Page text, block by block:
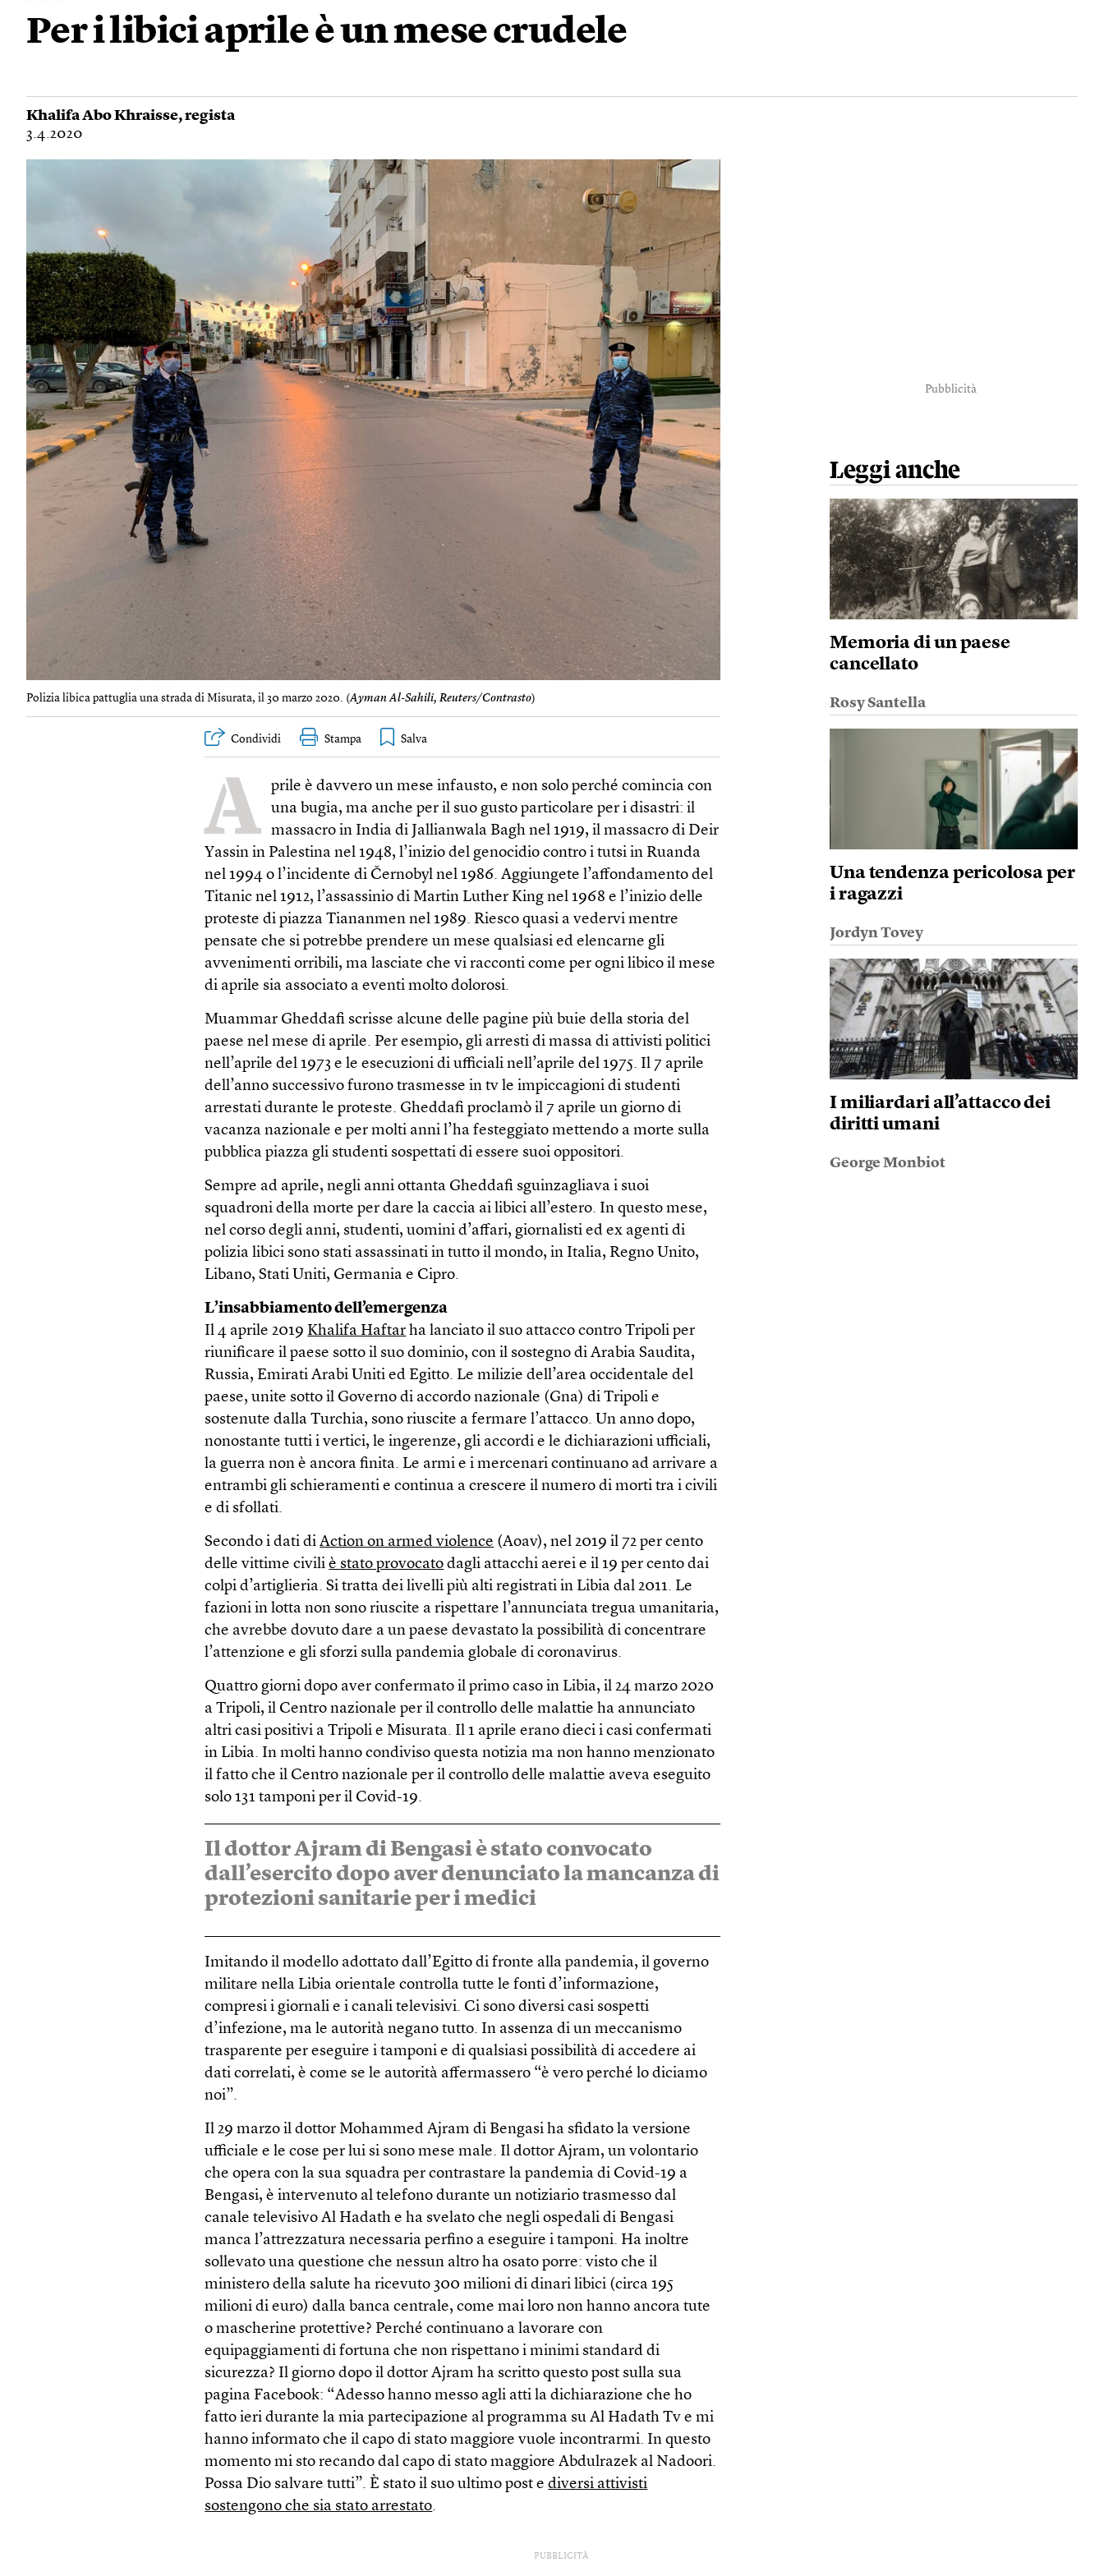
Per i libici aprile è un mese crudele
Khalifa Abo Khraisse, regista
3.4.2020
Polizia libica pattuglia una strada di Misurata, il 30 marzo 2020. (Ayman Al-Sahili, Reuters/Contrasto)
Condividi Stampa
A
prile è davvero un mese infausto, e non solo perché comincia con
una bugia, ma anche per il suo gusto particolare per i disastri: il
massacro in India di Jallianwala Bagh nel 1919, il massacro di Deir
Yassin in Palestina nel 1948, l’inizio del genocidio contro i tutsi in Ruanda
nel 1994 o l’incidente di Černobyl nel 1986. Aggiungete l’affondamento del
Titanic nel 1912, l’assassinio di Martin Luther King nel 1968 e l’inizio delle
proteste di piazza Tiananmen nel 1989. Riesco quasi a vedervi mentre
pensate che si potrebbe prendere un mese qualsiasi ed elencarne gli
avvenimenti orribili, ma lasciate che vi racconti come per ogni libico il mese
di aprile sia associato a eventi molto dolorosi.
Muammar Gheddafi scrisse alcune delle pagine più buie della storia del
paese nel mese di aprile. Per esempio, gli arresti di massa di attivisti politici
nell’aprile del 1973 e le esecuzioni di ufficiali nell’aprile del 1975. Il 7 aprile
dell’anno successivo furono trasmesse in tv le impiccagioni di studenti
arrestati durante le proteste. Gheddafi proclamò il 7 aprile un giorno di
vacanza nazionale e per molti anni l’ha festeggiato mettendo a morte sulla
pubblica piazza gli studenti sospettati di essere suoi oppositori.
Sempre ad aprile, negli anni ottanta Gheddafi sguinzagliava i suoi
squadroni della morte per dare la caccia ai libici all’estero. In questo mese,
nel corso degli anni, studenti, uomini d’affari, giornalisti ed ex agenti di
polizia libici sono stati assassinati in tutto il mondo, in Italia, Regno Unito,
Libano, Stati Uniti, Germania e Cipro.
L’insabbiamento dell’emergenza
Il 4 aprile 2019 Khalifa Haftar ha lanciato il suo attacco contro Tripoli per
riunificare il paese sotto il suo dominio, con il sostegno di Arabia Saudita,
Russia, Emirati Arabi Uniti ed Egitto. Le milizie dell’area occidentale del
paese, unite sotto il Governo di accordo nazionale (Gna) di Tripoli e
sostenute dalla Turchia, sono riuscite a fermare l’attacco. Un anno dopo,
nonostante tutti i vertici, le ingerenze, gli accordi e le dichiarazioni ufficiali,
la guerra non è ancora finita. Le armi e i mercenari continuano ad arrivare a
entrambi gli schieramenti e continua a crescere il numero di morti tra i civili
e di sfollati.
Secondo i dati diAction on armed violence (Aoav), nel 2019 il 72 per cento
delle vittime civiliè stato provocato dagli attacchi aerei e il 19 per cento dai
colpi d’artiglieria. Si tratta dei livelli più alti registrati in Libia dal 2011. Le
fazioni in lotta non sono riuscite a rispettare l’annunciata tregua umanitaria,
che avrebbe dovuto dare a un paese devastato la possibilità di concentrare
l’attenzione e gli sforzi sulla pandemia globale di coronavirus.
Quattro giorni dopo aver confermato il primo caso in Libia, il 24 marzo 2020
a Tripoli, il Centro nazionale per il controllo delle malattie ha annunciato
altri casi positivi a Tripoli e Misurata. Il 1 aprile erano dieci i casi confermati
in Libia. In molti hanno condiviso questa notizia ma non hanno menzionato
il fatto che il Centro nazionale per il controllo delle malattie aveva eseguito
solo 131 tamponi per il Covid-19.
Il dottor Ajram di Bengasi è stato convocato
dall’esercito dopo aver denunciato la mancanza di
protezioni sanitarie per i medici
Imitando il modello adottato dall’Egitto di fronte alla pandemia, il governo
militare nella Libia orientale controlla tutte le fonti d’informazione,
compresi i giornali e i canali televisivi. Ci sono diversi casi sospetti
d’infezione, ma le autorità negano tutto. In assenza di un meccanismo
trasparente per eseguire i tamponi e di qualsiasi possibilità di accedere ai
dati correlati, è come se le autorità affermassero “è vero perché lo diciamo
noi”.
Il 29 marzo il dottor Mohammed Ajram di Bengasi ha sfidato la versione
ufficiale e le cose per lui si sono mese male. Il dottor Ajram, un volontario
che opera con la sua squadra per contrastare la pandemia di Covid-19 a
Bengasi, è intervenuto al telefono durante un notiziario trasmesso dal
canale televisivo Al Hadath e ha svelato che negli ospedali di Bengasi
manca l’attrezzatura necessaria perfino a eseguire i tamponi. Ha inoltre
sollevato una questione che nessun altro ha osato porre: visto che il
ministero della salute ha ricevuto 300 milioni di dinari libici (circa 195
milioni di euro) dalla banca centrale, come mai loro non hanno ancora tute
o mascherine protettive? Perché continuano a lavorare con
equipaggiamenti di fortuna che non rispettano i minimi standard di
sicurezza? Il giorno dopo il dottor Ajram ha scritto questo post sulla sua
pagina Facebook: “Adesso hanno messo agli atti la dichiarazione che ho
fatto ieri durante la mia partecipazione al programma su Al Hadath Tv e mi
hanno informato che il capo di stato maggiore vuole incontrarmi. In questo
momento mi sto recando dal capo di stato maggiore Abdulrazek al Nadoori.
Possa Dio salvare tutti”. È stato il suo ultimo post ediversi attivisti
sostengono che sia stato arrestato.
PUBBLICITÀ
Pubblicità
Leggi anche
Memoria di un paese
cancellato
Rosy Santella
Una tendenza pericolosa per
i ragazzi
Jordyn Tovey
I miliardari all’attacco dei
diritti umani
George Monbiot